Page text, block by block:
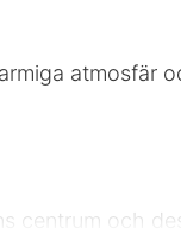
atmosfär
centrum och